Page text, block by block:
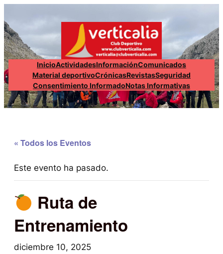
InicioActividadesInformaciónComunicados
Material deportivoCrónicasRevistasSeguridad
Consentimiento InformadoNotas Informativas
« Todos los Eventos
Este evento ha pasado.
Ruta de
Entrenamiento
diciembre 10, 2025